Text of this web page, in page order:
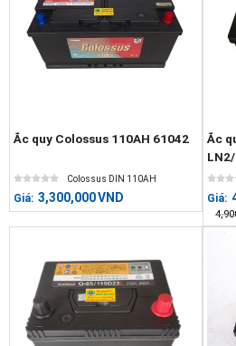
Ắc quy Colossus 110AH 61042
Colossus DIN 110AH
Giá: 3,300,000VND
Ắc
Giá: